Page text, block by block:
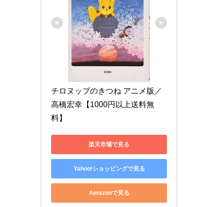
チロヌップのきつね アニメ版／
高橋宏幸【1000円以上送料無
料】
楽天市場で見る
Yahoo!ショッピングで見る
Amazonで見る